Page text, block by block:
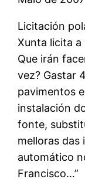
Licitación
Xunta licita a
Que irán
vez? Gastar
pavimentos
instalación
fonte,
melloras das
automático
Francisco…”